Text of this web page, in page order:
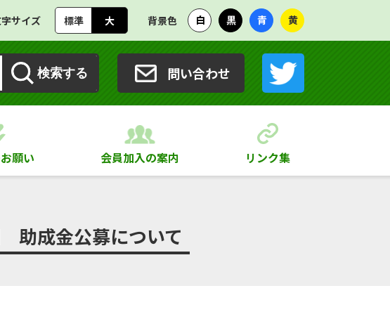
サイズ 標準 大 背景色 白 黒 青 黄
検索する 問い合わせ
願い 会員加入の案内 リンク集
助成金公募について